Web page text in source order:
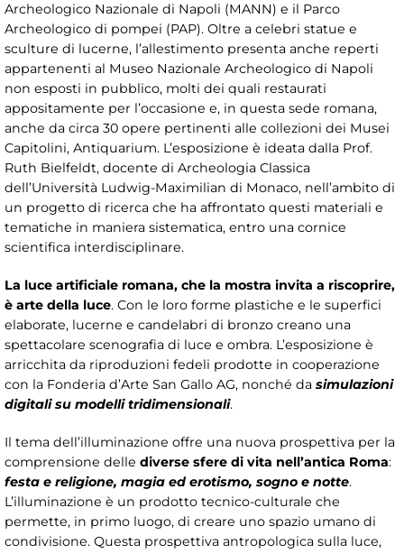
Archeologico Nazionale di Napoli (MANN) e il Parco
Archeologico di pompei (PAP). Oltre a celebri statue e
sculture di lucerne, l’allestimento presenta anche reperti
appartenenti al Museo Nazionale Archeologico di Napoli
non esposti in pubblico, molti dei quali restaurati
appositamente per l’occasione e, in questa sede romana,
anche da circa 30 opere pertinenti alle collezioni dei Musei
Capitolini, Antiquarium. L’esposizione è ideata dalla Prof.
Ruth Bielfeldt, docente di Archeologia Classica
dell’Università Ludwig-Maximilian di Monaco, nell’ambito di
un progetto di ricerca che ha affrontato questi materiali e
tematiche in maniera sistematica, entro una cornice
scientifica interdisciplinare.
La luce artificiale romana, che la mostra invita a riscoprire,
è arte della luce. Con le loro forme plastiche e le superfici
elaborate, lucerne e candelabri di bronzo creano una
spettacolare scenografia di luce e ombra. L’esposizione è
arricchita da riproduzioni fedeli prodotte in cooperazione
con la Fonderia d’Arte San Gallo AG, nonché da simulazioni
digitali su modelli tridimensionali.
Il tema dell’illuminazione offre una nuova prospettiva per la
comprensione delle diverse sfere di vita nell’antica Roma:
festa e religione, magia ed erotismo, sogno e notte.
L’illuminazione è un prodotto tecnico-culturale che
permette, in primo luogo, di creare uno spazio umano di
condivisione. Questa prospettiva antropologica sulla luce,